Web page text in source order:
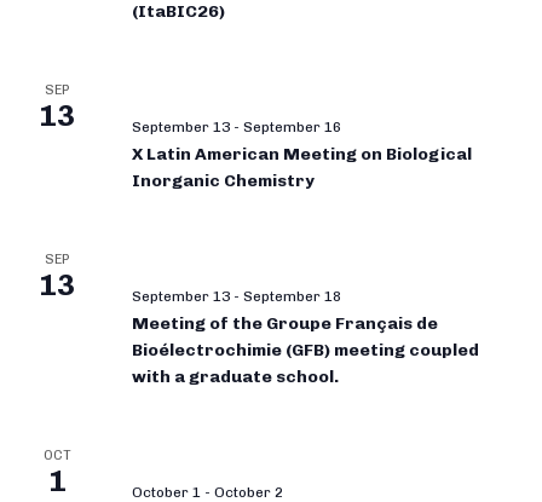
(ItaBIC26)
SEP
13 September 13 - September 16
X Latin American Meeting on Biological
Inorganic Chemistry
SEP
13 September 13 - September 18
Meeting of the Groupe Français de
Bioélectrochimie (GFB) meeting coupled
with a graduate school.
OCT
1 October 1 - October 2